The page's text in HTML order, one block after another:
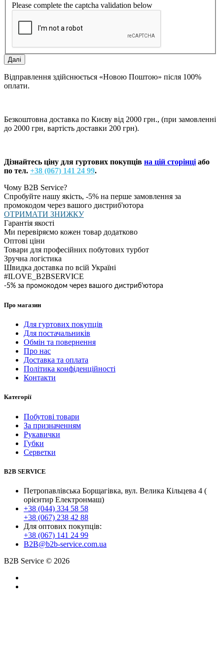
Please complete the captcha validation below
Далі
Відправлення здійснюється «Новою Поштою» після 100%
оплати.
Безкоштовна доставка по Києву від 2000 грн., (при замовленні
до 2000 грн, вартість доставки 200 грн).
Дізнайтесь ціну для гуртових покупців на цій сторінці або
по тел. +38 (067) 141 24 99.
Чому B2B Service?
Спробуйте нашу якість, -5% на перше замовлення за
промокодом через вашого дистриб'ютора
ОТРИМАТИ ЗНИЖКУ
Гарантія якості
Ми перевіряємо кожен товар додатково
Оптові ціни
Товари для професійних побутових турбот
Зручна логістика
Швидка доставка по всій Україні
#ILOVE_B2BSERVICE
-5% за промокодом через вашого дистриб'ютора
Про магазин
Для гуртових покупців
Для постачальників
Обмін та повернення
Про нас
Доставка та оплата
Політика конфіденційності
Контакти
Категорії
Побутові товари
За призначенням
Рукавички
Губки
Серветки
B2B SERVICE
Петропавлівська Борщагівка, вул. Велика Кільцева 4 (
орієнтир Електронмаш)
+38 (044) 334 58 58
+38 (067) 238 42 88
Для оптових покупців:
+38 (067) 141 24 99
B2B@b2b-service.com.ua
B2B Service © 2026